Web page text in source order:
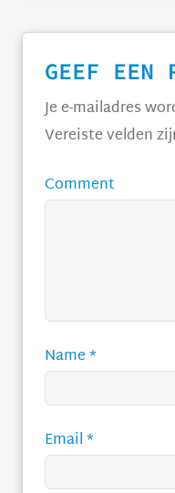
GEEF EEN
Je e-mailadres
Vereiste velden
Comment
Name*
Email*